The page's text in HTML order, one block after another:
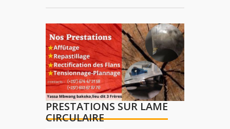
PRESTATIONS SUR LAME
CIRCULAIRE